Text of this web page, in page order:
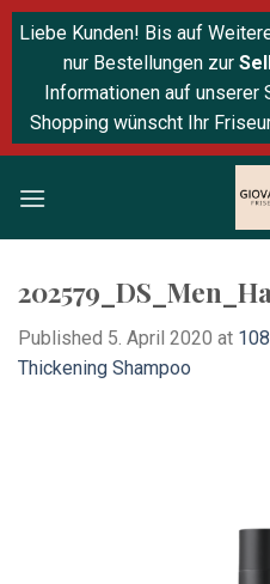
Liebe Kunden! Bis auf
nur Bestellungen zur
Informationen auf unserer
Shopping wünscht Ihr
Published 5. April 2020 at
Thickening Shampoo